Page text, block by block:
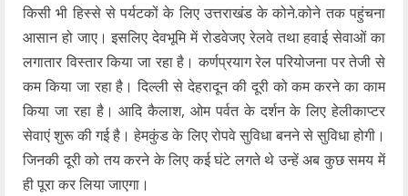
किसी भी हिस्से से पर्यटकों के लिए उत्तराखंड के कोने.कोने तक पहुंचना
आसान हो जाए। इसलिए देवभूमि में रोडवेजए रेलवे तथा हवाई सेवाओं का
लगातार विस्तार किया जा रहा है। कर्णप्रयाग रेल परियोजना पर तेजी से
कम किया जा रहा है। दिल्ली से देहरादून की दूरी को कम करने का काम
किया जा रहा है। आदि कैलाश, ओम पर्वत के दर्शन के लिए हेलीकाप्टर
सेवाएं शुरू की गई है। हेमकुंड के लिए रोपवे सुविधा बनने से सुविधा होगी।
जिनकी दूरी को तय करने के लिए कई घंटे लगते थे उन्हें अब कुछ समय में
ही पूरा कर लिया जाएगा।